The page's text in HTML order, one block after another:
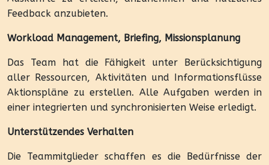
Feedback anzubieten.
Workload Management, Briefing, Missionsplanung
Das Team hat die Fähigkeit unter Berücksichtigung
aller Ressourcen, Aktivitäten und Informationsflüsse
Aktionspläne zu erstellen. Alle Aufgaben werden in
einer integrierten und synchronisierten Weise erledigt.
Unterstützendes Verhalten
Die Teammitglieder schaffen es die Bedürfnisse der